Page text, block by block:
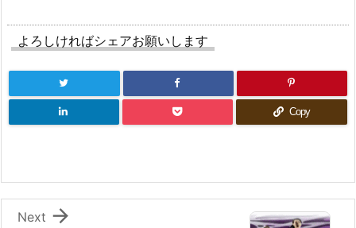
よろしければシェアお願いします
Copy

Next